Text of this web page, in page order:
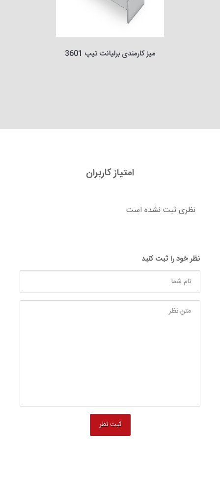
میز کارمندی برلیانت تیپ 3601
امتیاز کاربران
نظری ثبت نشده است
نظر خود را ثبت کنید